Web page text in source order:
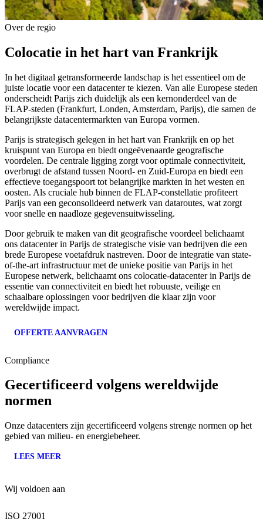
Over de regio
Colocatie in het hart van Frankrijk
In het digitaal getransformeerde landschap is het essentieel om de
juiste locatie voor een datacenter te kiezen. Van alle Europese steden
onderscheidt Parijs zich duidelijk als een kernonderdeel van de
FLAP-steden (Frankfurt, Londen, Amsterdam, Parijs), die samen de
belangrijkste datacentermarkten van Europa vormen.
Parijs is strategisch gelegen in het hart van Frankrijk en op het
kruispunt van Europa en biedt ongeëvenaarde geografische
voordelen. De centrale ligging zorgt voor optimale connectiviteit,
overbrugt de afstand tussen Noord- en Zuid-Europa en biedt een
effectieve toegangspoort tot belangrijke markten in het westen en
oosten. Als cruciale hub binnen de FLAP-constellatie profiteert
Parijs van een geconsolideerd netwerk van dataroutes, wat zorgt
voor snelle en naadloze gegevensuitwisseling.
Door gebruik te maken van dit geografische voordeel belichaamt
ons datacenter in Parijs de strategische visie van bedrijven die een
brede Europese voetafdruk nastreven. Door de integratie van state-
of-the-art infrastructuur met de unieke positie van Parijs in het
Europese netwerk, belichaamt ons colocatie-datacenter in Parijs de
essentie van connectiviteit en biedt het robuuste, veilige en
schaalbare oplossingen voor bedrijven die klaar zijn voor
wereldwijde impact.
OFFERTE AANVRAGEN
Compliance
Gecertificeerd volgens wereldwijde
normen
Onze datacenters zijn gecertificeerd volgens strenge normen op het
gebied van milieu- en energiebeheer.
LEES MEER
Wij voldoen aan
ISO 27001